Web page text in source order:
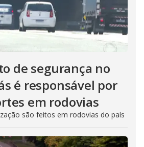
de segurança no
é responsável por
em rodovias
são feitos em rodovias do país